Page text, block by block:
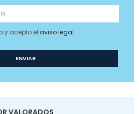
y acepto el aviso legal.